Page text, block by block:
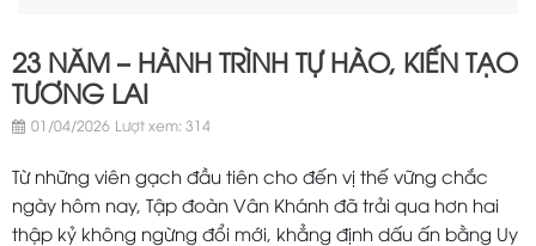
23 NĂM – HÀNH TRÌNH TỰ HÀO, KIẾN TẠO
TƯƠNG LAI
01/04/2026 Lượt xem: 314
Từ những viên gạch đầu tiên cho đến vị thế vững chắc
ngày hôm nay, Tập đoàn Vân Khánh đã trải qua hơn hai
thập kỷ không ngừng đổi mới, khẳng định dấu ấn bằng Uy